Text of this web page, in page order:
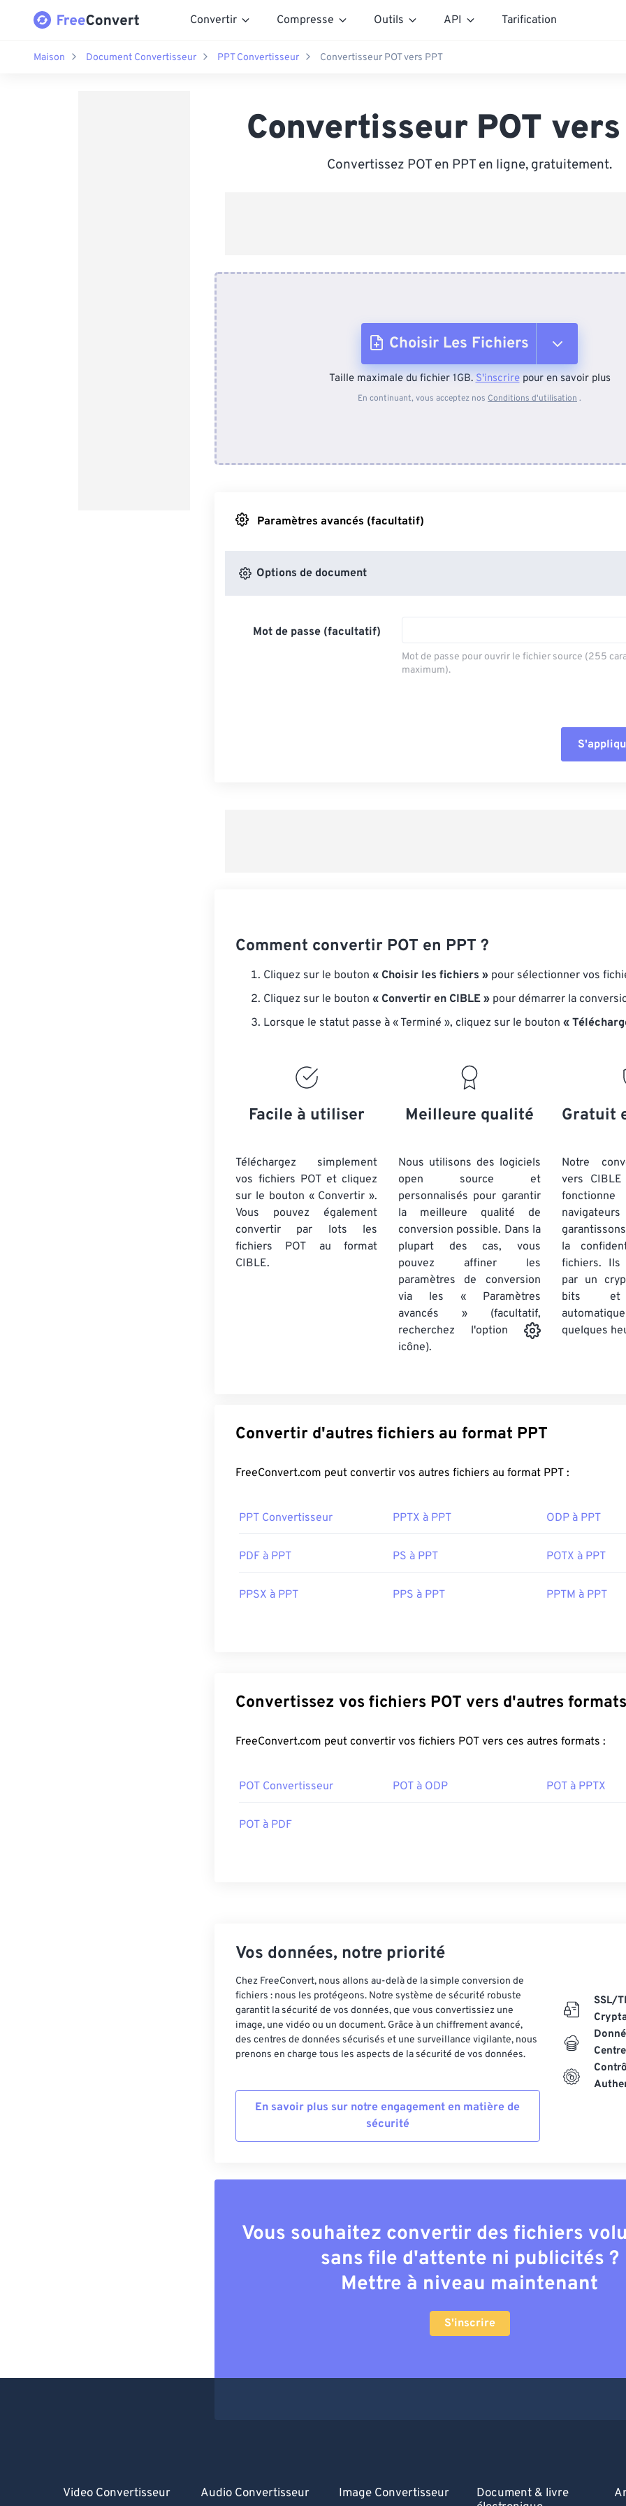
Convertir Compresse Outils API Tarification
Maison Document Convertisseur PPT Convertisseur Convertisseur POT vers PPT
Convertisseur POT vers
Convertissez POT en PPT en ligne, gratuitement.
Choisir Les Fichiers
Depuis l'appareil
Taille maximale du fichier 1GB.S'inscrirepour en savoir plus
En continuant, vous acceptez nos Conditions d'utilisation .
Paramètres avancés (facultatif)
Options de document
Mot de passe (facultatif)
Mot de passe pour ouvrir le fichier source (255
maximum).
Comment convertir POT en PPT ?
Cliquez sur le bouton « Choisir les fichiers » pour sélectionner vos
Cliquez sur le bouton « Convertir en CIBLE » pour démarrer la
Lorsque le statut passe à « Terminé », cliquez sur le bouton «
Facile à utiliser
Téléchargez simplement
vos fichiers POT et cliquez
sur le bouton « Convertir ».
Vous pouvez également
convertir par lots les
fichiers POT au format
CIBLE.
Meilleure qualité
Nous utilisons des logiciels
open source et
personnalisés pour garantir
la meilleure qualité de
conversion possible. Dans la
plupart des cas, vous
pouvez affiner les
paramètres de conversion
via les « Paramètres
avancés » (facultatif,
recherchez l'option
icône).
Gratuit
Notre
vers
la
fichiers. Ils
par un
bits et
quelques
Convertir d'autres fichiers au format PPT
FreeConvert.com peut convertir vos autres fichiers au format PPT :
PPT Convertisseur PPTX à PPT ODP à PPT
PDF à PPT PS à PPT POTX à PPT
PPSX à PPT PPS à PPT PPTM à PPT
Convertissez vos fichiers POT vers d'autres formats
FreeConvert.com peut convertir vos fichiers POT vers ces autres formats :
POT Convertisseur POT à ODP POT à PPTX
POT à PDF
Vos données, notre priorité
Chez FreeConvert, nous allons au-delà de la simple conversion de
fichiers : nous les protégeons. Notre système de sécurité robuste
garantit la sécurité de vos données, que vous convertissiez une
image, une vidéo ou un document. Grâce à un chiffrement avancé,
des centres de données sécurisés et une surveillance vigilante, nous
prenons en charge tous les aspects de la sécurité de vos données.
En savoir plus sur notre engagement en matière de
sécurité
SSL/
Vous souhaitez convertir des fichiers
sans file d'attente ni publicités ?
Mettre à niveau maintenant
S'inscrire
Video Convertisseur Audio Convertisseur Image Convertisseur
Document & livre